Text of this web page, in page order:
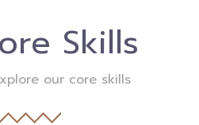
Skills
our core skills